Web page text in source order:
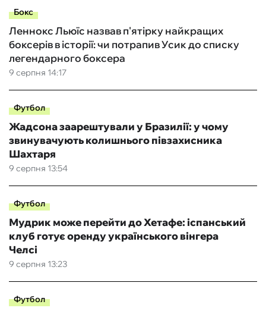
Бокс
9 серпня 14:17
Леннокс Льюїс назвав п'ятірку найкращих
боксерів в історії: чи потрапив Усик до списку
легендарного боксера
Футбол
9 серпня 13:54
Жадсона заарештували у Бразилії: у чому
звинувачують колишнього півзахисника
Шахтаря
Футбол
9 серпня 13:23
Мудрик може перейти до Хетафе: іспанський
клуб готує оренду українського вінгера
Челсі
Футбол